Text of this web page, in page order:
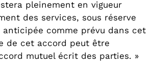
pleinement en vigueur
des services, sous réserve
anticipée comme prévu dans cet
de cet accord peut être
mutuel écrit des parties. »